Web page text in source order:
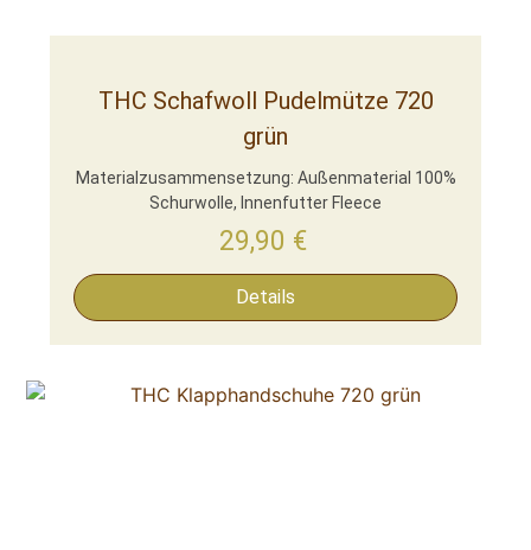
THC Schafwoll Pudelmütze 720
grün
Materialzusammensetzung: Außenmaterial 100%
Schurwolle, Innenfutter Fleece
29,90 €
Details